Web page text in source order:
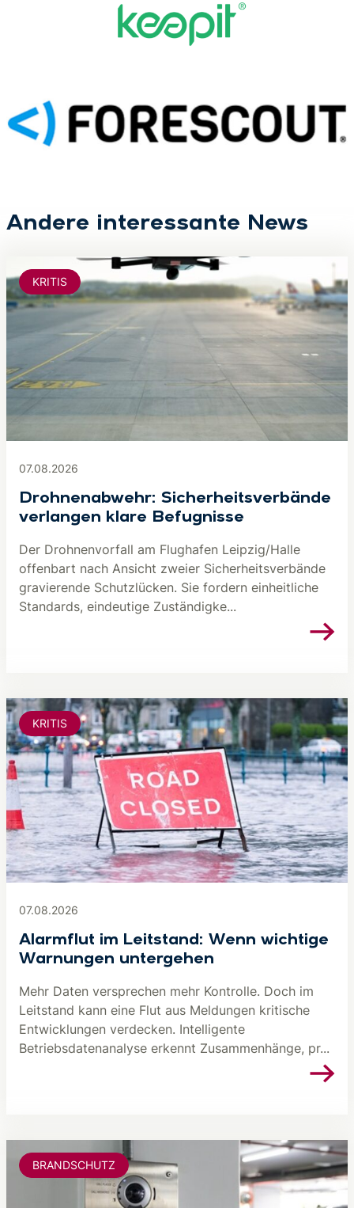
Andere interessante News
07.08.2026
Drohnenabwehr: Sicherheitsverbände
verlangen klare Befugnisse
Der Drohnenvorfall am Flughafen Leipzig/Halle
offenbart nach Ansicht zweier Sicherheitsverbände
gravierende Schutzlücken. Sie fordern einheitliche
Standards, eindeutige Zuständigke...
KRITIS
07.08.2026
Alarmflut im Leitstand: Wenn wichtige
Warnungen untergehen
Mehr Daten versprechen mehr Kontrolle. Doch im
Leitstand kann eine Flut aus Meldungen kritische
Entwicklungen verdecken. Intelligente
Betriebsdatenanalyse erkennt Zusammenhänge, pr...
KRITIS
BRANDSCHUTZ